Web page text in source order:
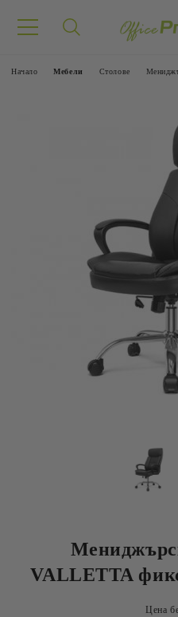
Начало Mебели Столове
VALLETTA
Цена